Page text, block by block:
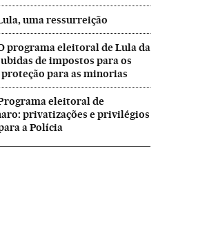
uma ressurreição
programa eleitoral de Lula da
de impostos para os
para as minorias
eleitoral de
privatizações e privilégios
a Polícia